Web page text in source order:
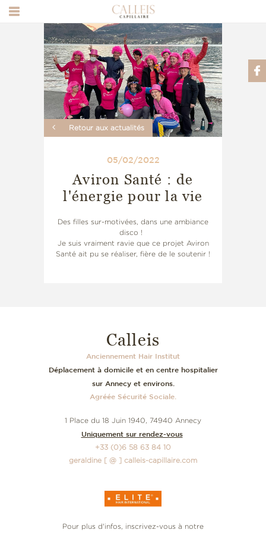
Retour aux actualités
05/02/2022
Aviron Santé : de
l'énergie pour la vie
Des filles sur-motivées, dans une ambiance
disco !
Je suis vraiment ravie que ce projet Aviron
Santé ait pu se réaliser, fière de le soutenir !
Calleis
Anciennement Hair Institut
Déplacement à domicile et en centre hospitalier
sur Annecy et environs.
Agréée Sécurité Sociale.
1 Place du 18 Juin 1940, 74940 Annecy
Uniquement sur rendez-vous
+33 (0)6 58 63 84 10
geraldine [ @ ] calleis-capillaire.com
Pour plus d'infos, inscrivez-vous à notre